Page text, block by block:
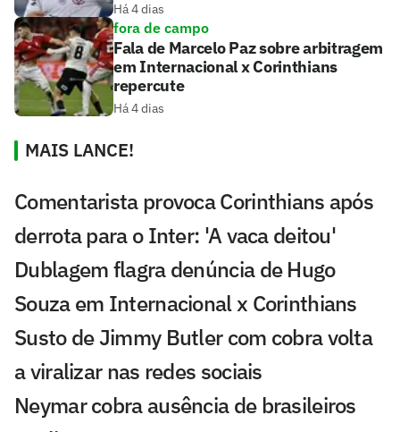
Há 4 dias
fora de campo
Fala de Marcelo Paz sobre arbitragem
em Internacional x Corinthians
repercute
Há 4 dias
MAIS LANCE!
Comentarista provoca Corinthians após
derrota para o Inter: 'A vaca deitou'
Dublagem flagra denúncia de Hugo
Souza em Internacional x Corinthians
Susto de Jimmy Butler com cobra volta
a viralizar nas redes sociais
Neymar cobra ausência de brasileiros